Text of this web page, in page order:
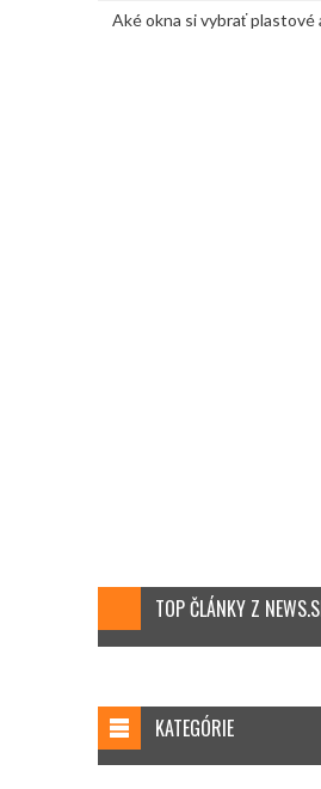
Aké okna si vybrať plastové
TOP ČLÁNKY Z
KATEGÓRIE